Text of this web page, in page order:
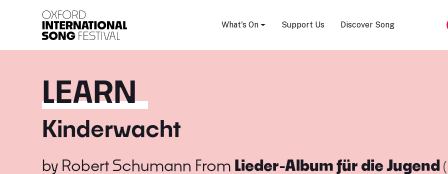
What's On Support Us Discover Song
LEARN
Kinderwacht
by Robert Schumann From Lieder-Album für die Jugend